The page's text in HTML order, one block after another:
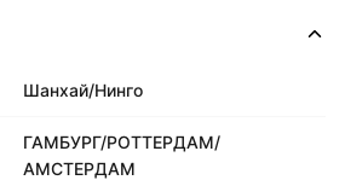
Шанхай/Нинго
ГАМБУРГ/РОТТЕРДАМ/
АМСТЕРДАМ